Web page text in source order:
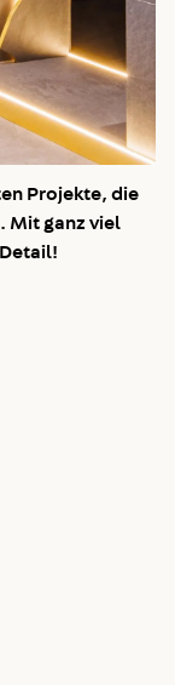
Projekte, die
Mit ganz viel